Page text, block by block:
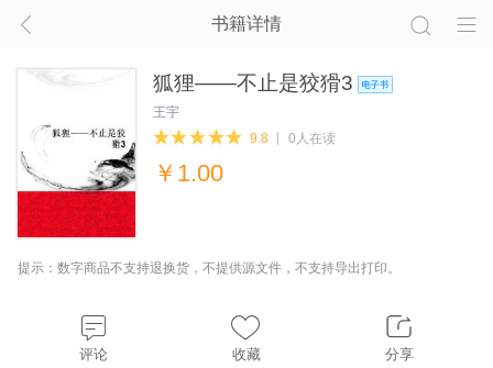
书籍详情
狐狸――不止是狡猾3
王宇
9.8
0人在读
￥ 1.00
提示：数字商品不支持退换货，不提供源文件，不支持导出打印。
评论 收藏 分享